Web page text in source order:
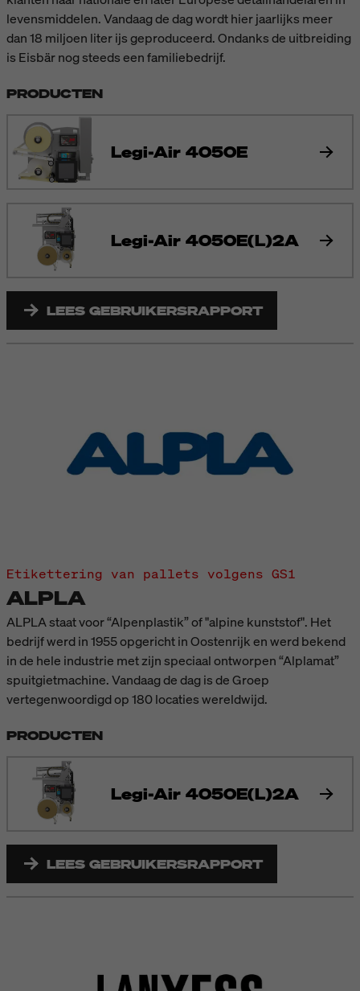
levensmiddelen. Vandaag de dag wordt hier jaarlijks meer
dan 18 miljoen liter ijs geproduceerd. Ondanks de uitbreiding
is Eisbär nog steeds een familiebedrijf.
PRODUCTEN
Legi-Air 4050E
Legi-Air 4050E(L)2A
LEES GEBRUIKERSRAPPORT
Etikettering van pallets volgens GS1
ALPLA
ALPLA staat voor “Alpenplastik” of "alpine kunststof". Het
bedrijf werd in 1955 opgericht in Oostenrijk en werd bekend
in de hele industrie met zijn speciaal ontworpen “Alplamat”
spuitgietmachine. Vandaag de dag is de Groep
vertegenwoordigd op 180 locaties wereldwijd.
PRODUCTEN
Legi-Air 4050E(L)2A
LEES GEBRUIKERSRAPPORT